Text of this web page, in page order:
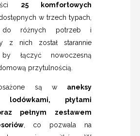
25 komfortowych
dostępnych w trzech typach,
do różnych potrzeb i
z nich został starannie
by łączyć nowoczesną
przytulnością.
są w aneksy
płytami
pełnym zestawem
, co pozwala na